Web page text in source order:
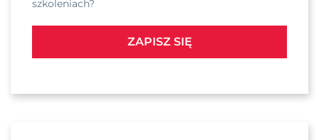
szkoleniach?
ZAPISZ SIĘ